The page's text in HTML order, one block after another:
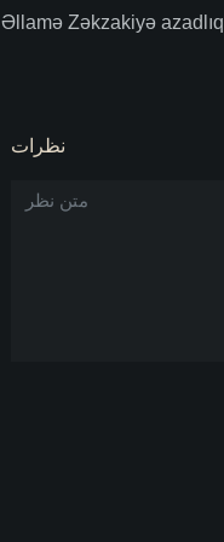
Əllamə Zəkzakiyə azadlıq
نظرات